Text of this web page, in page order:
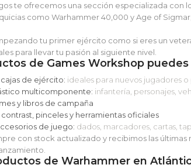
te ofrecemos una sección especializada
como Warhammer 40,000 y Age of
tu primer ejército como si eres un
para llevar tu pasión al siguiente nivel.
de Games Workshop
de ejército: ideales para nuevos jugadores
multicomponente: infantería, personajes,
y libros de campaña
contrast, pinceles y herramientas oficiales
de juego: dados, marcadores, cartas,
con stock actualizado y recibimos las
de Warhammer en